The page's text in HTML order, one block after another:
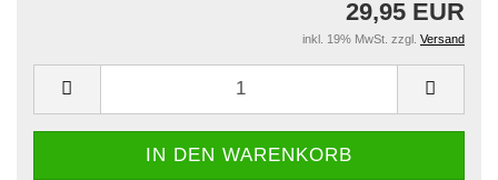
29,95 EUR
inkl. 19% MwSt. zzgl. Versand